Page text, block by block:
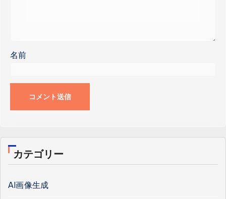
名前
カテゴリー
AI画像生成